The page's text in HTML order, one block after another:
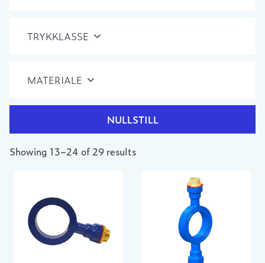
TRYKKLASSE
MATERIALE
NULLSTILL
Showing 13–24 of 29 results